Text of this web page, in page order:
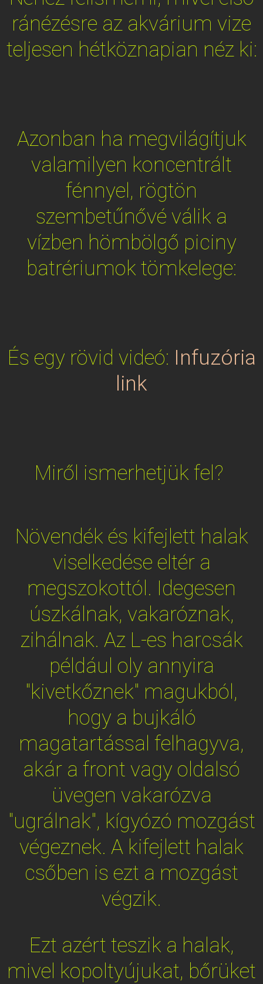
ránézésre az akvárium vize
teljesen hétköznapian néz ki:
Azonban ha megvilágítjuk
valamilyen koncentrált
fénnyel, rögtön
szembetűnővé válik a
vízben hömbölgő piciny
batrériumok tömkelege:
És egy rövid videó: Infuzória
link
Miről ismerhetjük fel?
Növendék és kifejlett halak
viselkedése eltér a
megszokottól. Idegesen
úszkálnak, vakaróznak,
zihálnak. Az L-es harcsák
például oly annyira
"kivetkőznek" magukból,
hogy a bujkáló
magatartással felhagyva,
akár a front vagy oldalsó
üvegen vakarózva
"ugrálnak", kígyózó mozgást
végeznek. A kifejlett halak
csőben is ezt a mozgást
végzik.
Ezt azért teszik a halak,
mivel kopoltyújukat, bőrüket